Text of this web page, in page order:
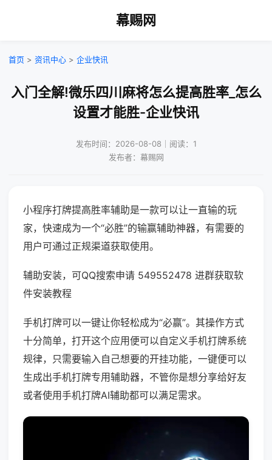
幕赐网
首页 > 资讯中心 > 企业快讯
入门全解!微乐四川麻将怎么提高胜率_怎么
设置才能胜-企业快讯
发布时间：2026-08-08｜阅读：1
发布者：幕赐网
小程序打牌提高胜率辅助是一款可以让一直输的玩
家，快速成为一个“必胜”的输赢辅助神器，有需要的
用户可通过正规渠道获取使用。
辅助安装，可QQ搜索申请 549552478 进群获取软
件安装教程
手机打牌可以一键让你轻松成为“必赢”。其操作方式
十分简单，打开这个应用便可以自定义手机打牌系统
规律，只需要输入自己想要的开挂功能，一键便可以
生成出手机打牌专用辅助器，不管你是想分享给好友
或者使用手机打牌AI辅助都可以满足需求。